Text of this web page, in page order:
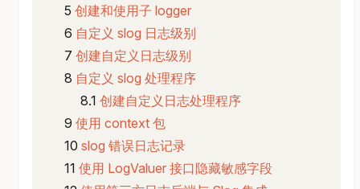
创建和使用子 logger
自定义 slog 日志级别
创建自定义日志级别
自定义 slog 处理程序
创建自定义日志处理程序
使用 context 包
slog 错误日志记录
使用 LogValuer 接口隐藏敏感字段